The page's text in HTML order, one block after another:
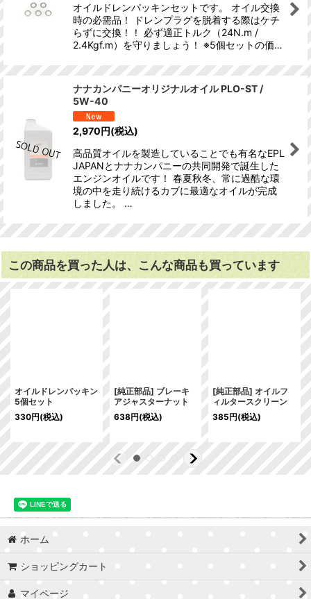
オイルドレンパッキンセットです。 オイル交換
時の必需品！ ドレンプラグを脱着する際はケチ
らずに交換！！ 必ず適正トルク（24N.m /
2.4Kgf.m）を守りましょう！ ※5個セットの価…
ナナカンパニーオリジナルオイル PLO-ST /
5W-40
2,970円(税込)
高品質オイルを製造していることでも有名なEPL
JAPANとナナカンパニーの共同開発で誕生した
エンジンオイルです！ 春夏秋冬、常に過酷な環
境の中を走り続けるカブに最適なオイルが完成
しました。 …
この商品を買った人は、こんな商品も買っています
オイルドレンパッキン
5個セット
330円(税込)
[純正部品] ブレーキ
アジャスターナット
638円(税込)
[純正部品] オイルフ
ィルタースクリーン
385円(税込)
ホーム
ショッピングカート
マイページ